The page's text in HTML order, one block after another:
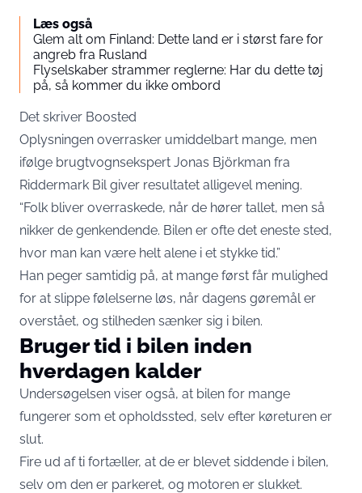
Læs også
Glem alt om Finland: Dette land er i størst fare for
angreb fra Rusland
Flyselskaber strammer reglerne: Har du dette tøj
på, så kommer du ikke ombord
Det skriver Boosted
Oplysningen overrasker umiddelbart mange, men
ifølge brugtvognsekspert Jonas Björkman fra
Riddermark Bil giver resultatet alligevel mening.
“Folk bliver overraskede, når de hører tallet, men så
nikker de genkendende. Bilen er ofte det eneste sted,
hvor man kan være helt alene i et stykke tid.”
Han peger samtidig på, at mange først får mulighed
for at slippe følelserne løs, når dagens gøremål er
overstået, og stilheden sænker sig i bilen.
Bruger tid i bilen inden
hverdagen kalder
Undersøgelsen viser også, at bilen for mange
fungerer som et opholdssted, selv efter køreturen er
slut.
Fire ud af ti fortæller, at de er blevet siddende i bilen,
selv om den er parkeret, og motoren er slukket.